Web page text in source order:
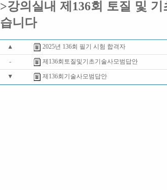
>강의실내 제136회 토질 및
습니다
▲ 2025년 136회 필기 시험 합격자
- 제136회토질및기초기술사모범답안
▼ 제136회기술사모범답안